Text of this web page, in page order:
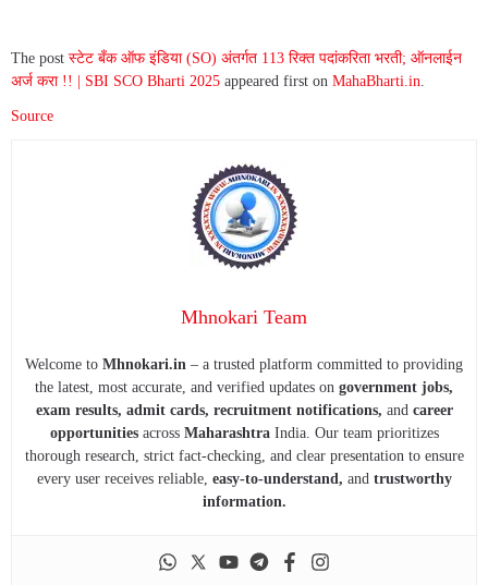
The post स्टेट बँक ऑफ इंडिया (SO) अंतर्गत 113 रिक्त पदांकरिता भरती; ऑनलाईन
अर्ज करा !! | SBI SCO Bharti 2025 appeared first on MahaBharti.in.
Source
Mhnokari Team
Welcome to Mhnokari.in – a trusted platform committed to providing
the latest, most accurate, and verified updates on government jobs,
exam results, admit cards, recruitment notifications, and career
opportunitiesacross MaharashtraIndia. Our team prioritizes
thorough research, strict fact-checking, and clear presentation to ensure
every user receives reliable, easy-to-understand, andtrustworthy
information.